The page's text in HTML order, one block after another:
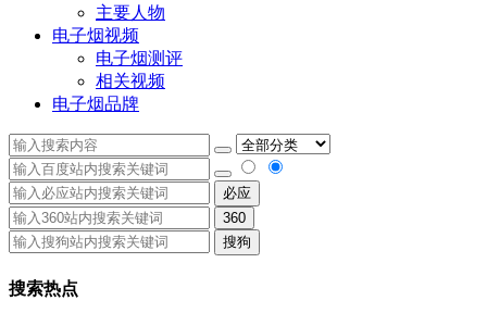
主要人物
电子烟视频
电子烟测评
相关视频
电子烟品牌
必应
360
搜狗
搜索热点